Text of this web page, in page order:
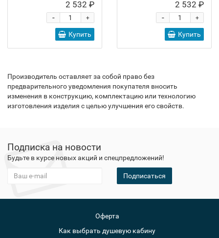
2 532 ₽
+
-
Купить
2 532 ₽
+
-
Купить
Производитель оставляет за собой право без
предварительного уведомления покупателя вносить
изменения в конструкцию, комплектацию или технологию
изготовления изделия с целью улучшения его свойств.
Подписка на новости
Будьте в курсе новых акций и спецпредложений!
Подписаться
Оферта
Как выбрать душевую кабину